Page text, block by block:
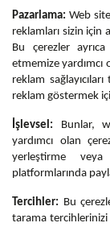
Pazarlama: Web
reklamları sizin için
Bu çerezler
etmemize
reklam
reklam göstermek
İşlevsel: Bunlar,
yardımcı olan
yerleştirme
platformlarında
Tercihler: Bu
tarama tercihlerinizi